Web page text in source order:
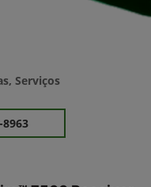
Serviços
8963